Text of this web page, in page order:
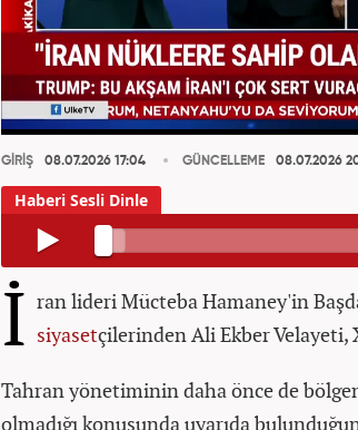
GİRİŞ 08.07.2026 17:04 GÜNCELLEME 08.07.2026
İ ran lideri Mücteba Hamaney'in
siyasetçilerinden Ali Ekber Velayeti,
Tahran yönetiminin daha önce de
olmadığı konusunda uyarıda